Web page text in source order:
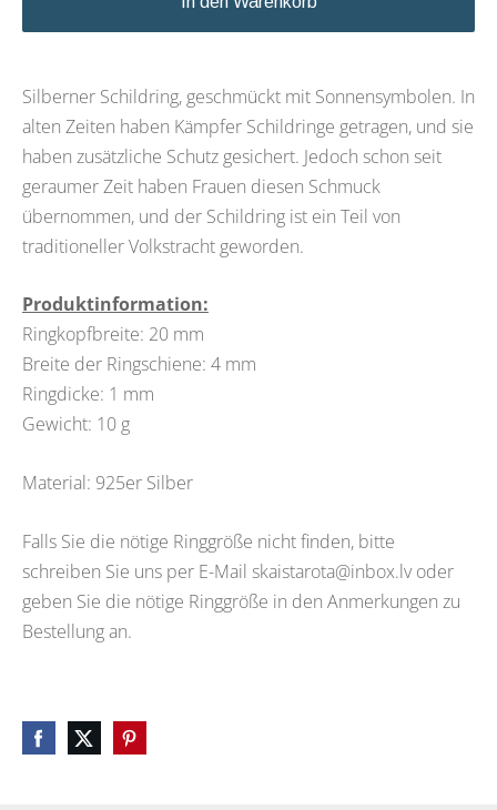
Silberner Schildring, geschmückt mit Sonnensymbolen. In
alten Zeiten haben Kämpfer Schildringe getragen, und sie
haben zusätzliche Schutz gesichert. Jedoch schon seit
geraumer Zeit haben Frauen diesen Schmuck
übernommen, und der Schildring ist ein Teil von
traditioneller Volkstracht geworden.
Produktinformation:
Ringkopfbreite: 20 mm
Breite der Ringschiene: 4 mm
Ringdicke: 1 mm
Gewicht: 10 g
Material: 925er Silber
Falls Sie die nötige Ringgröße nicht finden, bitte
schreiben Sie uns per E-Mail skaistarota@inbox.lvoder
geben Sie die nötige Ringgröße in den Anmerkungen zu
Bestellung an.